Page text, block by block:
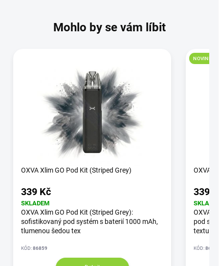
Mohlo by se vám líbit
OXVA Xlim GO Pod Kit (Striped Grey)
339 Kč
SKLADEM
OXVA Xlim GO Pod Kit (Striped Grey):
sofistikovaný pod systém s baterií 1000 mAh,
tlumenou šedou tex
KÓD:86859
NOVINKA
OXVA
339
OXVA
pod
textur
KÓD: